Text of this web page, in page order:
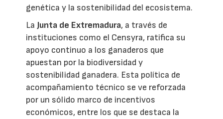
genética y la sostenibilidad del ecosistema.
LaJunta de Extremadura, a través de
instituciones como el Censyra, ratifica su
apoyo continuo a los ganaderos que
apuestan por la biodiversidad y
sostenibilidad ganadera. Esta política de
acompañamiento técnico se ve reforzada
por un sólido marco de incentivos
económicos, entre los que se destaca la